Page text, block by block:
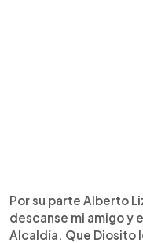
Por su parte Alberto
descanse mi amigo y
Alcaldía. Que Diosito